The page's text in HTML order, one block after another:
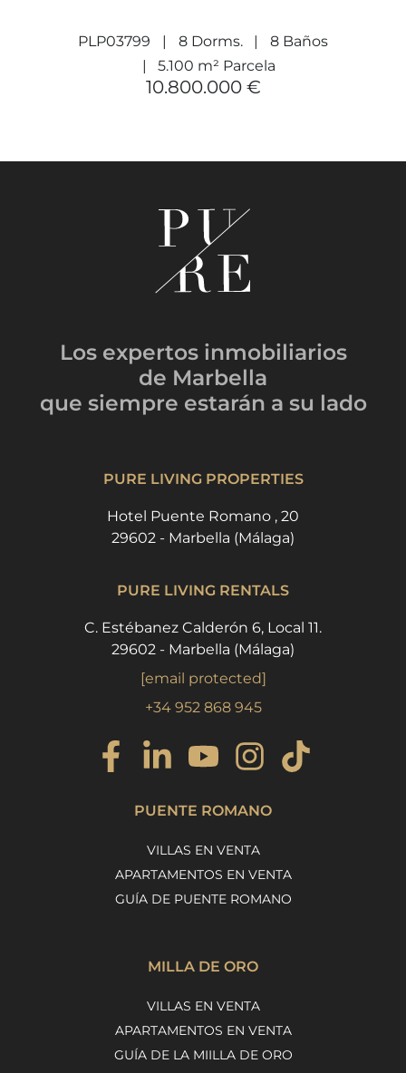
PLP03799 8 Dorms.
8 Baños
5.100 m² Parcela
10.800.000 €
Los expertos inmobiliarios
de Marbella
que siempre estarán a su lado
PURE LIVING PROPERTIES
Hotel Puente Romano , 20
29602 - Marbella (Málaga)
PURE LIVING RENTALS
C. Estébanez Calderón 6, Local 11.
29602 - Marbella (Málaga)
[email protected]
+34 952 868 945
PUENTE ROMANO
VILLAS EN VENTA
APARTAMENTOS EN VENTA
GUÍA DE PUENTE ROMANO
MILLA DE ORO
VILLAS EN VENTA
APARTAMENTOS EN VENTA
GUÍA DE LA MIILLA DE ORO